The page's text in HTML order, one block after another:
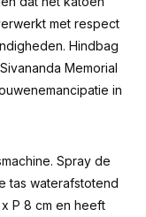
met respect
Hindbag
Memorial
in
Spray de
tas waterafstotend
x P 8 cm en heeft